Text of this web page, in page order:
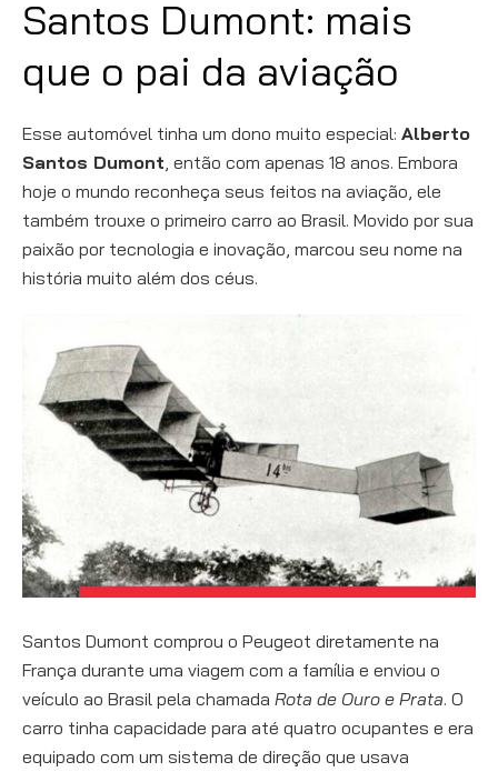
Santos Dumont: mais
que o pai da aviação
Esse automóvel tinha um dono muito especial: Alberto
Santos Dumont, então com apenas 18 anos. Embora
hoje o mundo reconheça seus feitos na aviação, ele
também trouxe o primeiro carro ao Brasil. Movido por sua
paixão por tecnologia e inovação, marcou seu nome na
história muito além dos céus.
Santos Dumont comprou o Peugeot diretamente na
França durante uma viagem com a família e enviou o
veículo ao Brasil pela chamada Rota de Ouro e Prata. O
carro tinha capacidade para até quatro ocupantes e era
equipado com um sistema de direção que usava